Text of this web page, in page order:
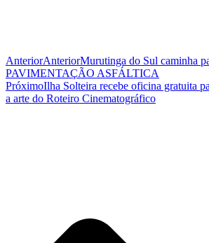
AnteriorAnteriorMurutinga do Sul caminha
PAVIMENTAÇÃO ASFÁLTICA
PróximoIlha Solteira recebe oficina gratuita
a arte do Roteiro Cinematográfico